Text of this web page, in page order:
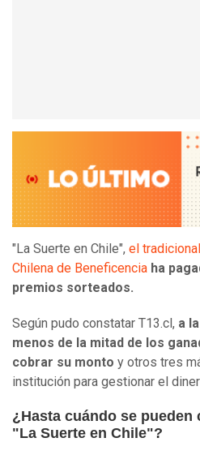
"La Suerte en Chile", el
Chilena de Beneficencia ha
premios sorteados.
Según pudo constatar T13.cl, a
menos de la mitad de los
cobrar su monto y otros tres
institución para gestionar el
¿Hasta cuándo se
"La Suerte en Chile"?